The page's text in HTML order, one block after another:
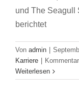
und The Seagull
berichtet
Von admin
Karriere
Weiterlesen